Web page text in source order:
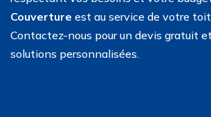
Couverture est au service de votre toit
Contactez-nous pour un devis gratuit
solutions personnalisées.